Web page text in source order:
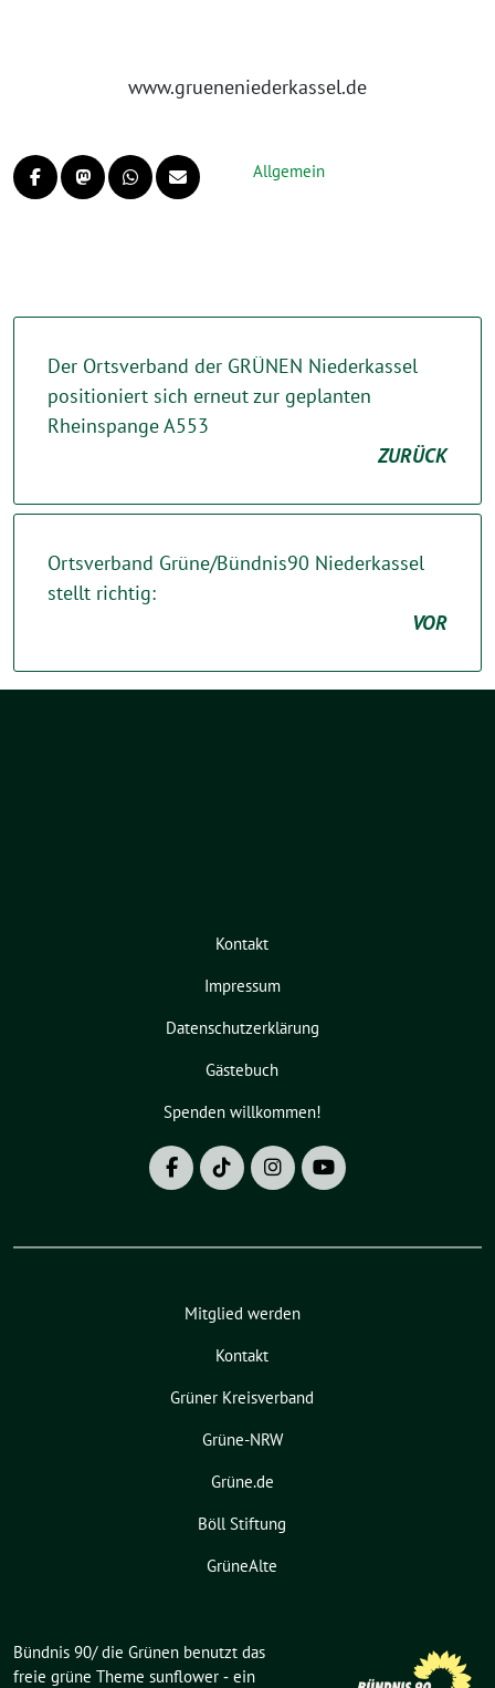
www.grueneniederkassel.de
Allgemein
Der Ortsverband der GRÜNEN Niederkassel
positioniert sich erneut zur geplanten
Rheinspange A553
ZURÜCK
Ortsverband Grüne/Bündnis90 Niederkassel
stellt richtig:
VOR
Kontakt
Impressum
Datenschutzerklärung
Gästebuch
Spenden willkommen!
Mitglied werden
Kontakt
Grüner Kreisverband
Grüne-NRW
Grüne.de
Böll Stiftung
GrüneAlte
Bündnis 90/ die Grünen benutzt das
freie grüne Theme sunflower ‐ ein